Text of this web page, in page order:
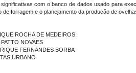
com o banco de dados usado para
de forragem e o planejamento da produção de
ROCHA DE MEDEIROS
NOVAES
FERNANDES BORBA
URBANO